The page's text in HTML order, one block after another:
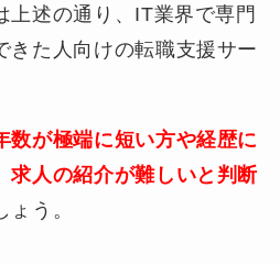
上述の通り、IT業界で専門
きた人向けの転職支援サー
数が極端に短い方や経歴に
求人の紹介が難しいと判断
ょう。